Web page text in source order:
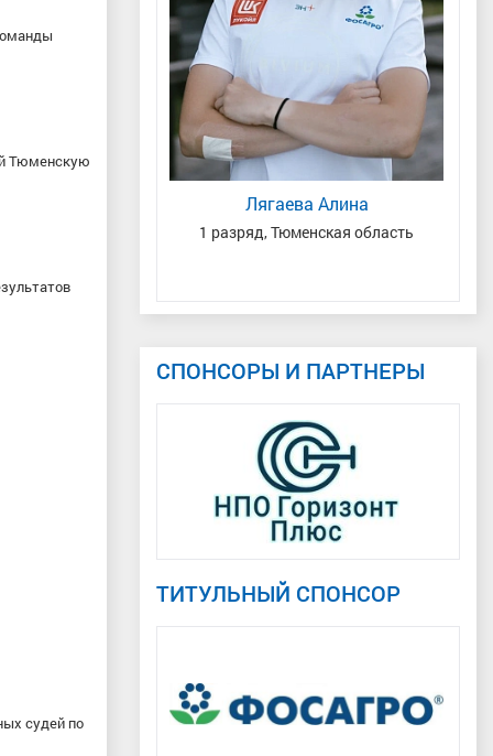
Тюменскую
судей по
Андреевич
Лягаева Алина
1 разряд, Тюменская область
СПОНСОРЫ И ПАРТНЕРЫ
ТИТУЛЬНЫЙ СПОНСОР